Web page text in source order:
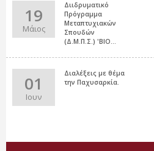
19
Μάιος
Διιδρυματικό
Πρόγραμμα
Μεταπτυχιακών
Σπουδών
(Δ.Μ.Π.Σ.) 'ΒΙΟ...
01
Ιουν
Διαλέξεις με θέμα
την Παχυσαρκία.